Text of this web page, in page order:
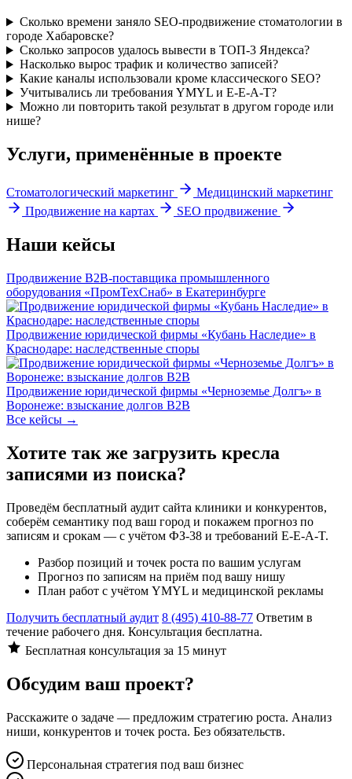
Сколько времени заняло SEO-продвижение стоматологии в
городе Хабаровске?
Сколько запросов удалось вывести в ТОП-3 Яндекса?
Насколько вырос трафик и количество записей?
Какие каналы использовали кроме классического SEO?
Учитывались ли требования YMYL и E-E-A-T?
Можно ли повторить такой результат в другом городе или
нише?
Услуги, применённые в проекте
Стоматологический маркетинг
Медицинский маркетинг
Продвижение на картах
SEO продвижение
Наши кейсы
Продвижение B2B-поставщика промышленного
оборудования «ПромТехСнаб» в Екатеринбурге
Продвижение юридической фирмы «Кубань Наследие» в
Краснодаре: наследственные споры
Продвижение юридической фирмы «Черноземье Долгъ» в
Воронеже: взыскание долгов B2B
Все кейсы →
Хотите так же загрузить кресла
записями из поиска?
Проведём бесплатный аудит сайта клиники и конкурентов,
соберём семантику под ваш город и покажем прогноз по
записям и срокам — с учётом ФЗ-38 и требований E-E-A-T.
Разбор позиций и точек роста по вашим услугам
Прогноз по записям на приём под вашу нишу
План работ с учётом YMYL и медицинской рекламы
Получить бесплатный аудит 8 (495) 410-88-77 Ответим в
течение рабочего дня. Консультация бесплатна.
Бесплатная консультация за 15 минут
Обсудим ваш проект?
Расскажите о задаче — предложим стратегию роста. Анализ
ниши, конкурентов и точек роста. Без обязательств.
Персональная стратегия под ваш бизнес